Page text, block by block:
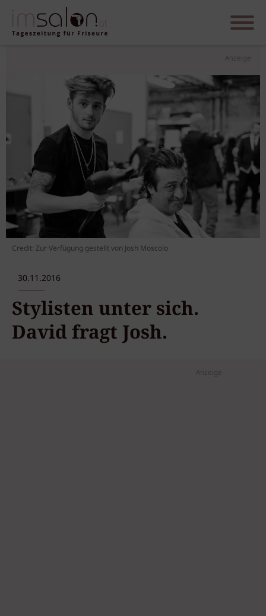
Anzeige
Credit: Zur Verfügung gestellt von Josh Moscolo
30.11.2016
Stylisten unter sich.
David fragt Josh.
Anzeige